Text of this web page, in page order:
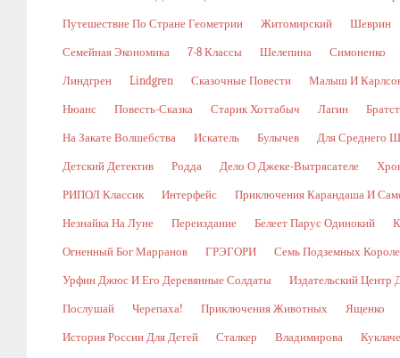
Путешествие По Стране Геометрии Житомирский Шеврин
Семейная Экономика 7-8 Классы Шелепина Симоненко
Линдгрен Lindgren Сказочные Повести Малыш И
Нюанс Повесть-Сказка Старик Хоттабыч Лагин
На Закате Волшебства Искатель Булычев Для Среднего
Детский Детектив Родда Дело О Джеке-Вытрясателе
РИПОЛ Классик Интерфейс Приключения Карандаша И
Незнайка На Луне Переиздание Белеет Парус Одинокий
Огненный Бог Марранов ГРЭГОРИ Семь Подземных
Урфин Джюс И Его Деревянные Солдаты Издательский Центр
Послушай Черепаха! Приключения Животных Ященко
История России Для Детей Сталкер Владимирова